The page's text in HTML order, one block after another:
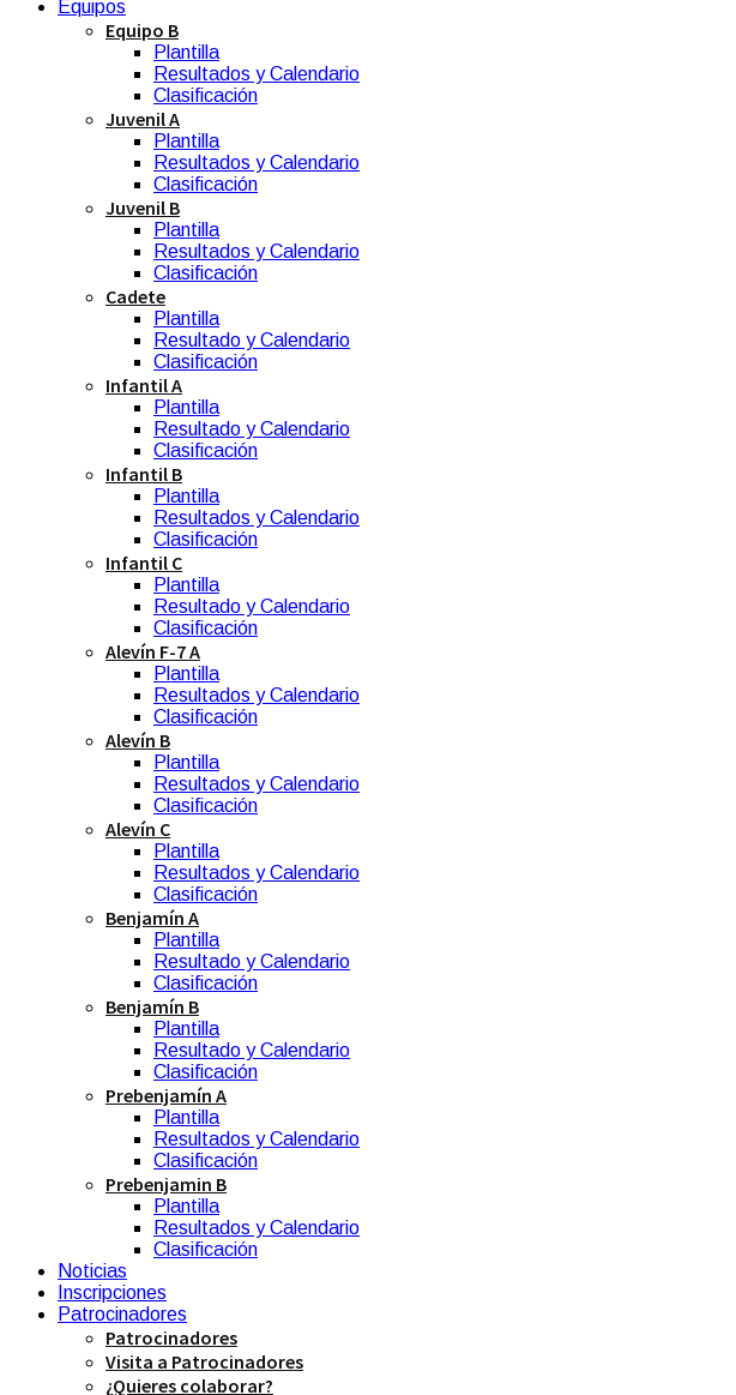
Equipos
Equipo B
Plantilla
Resultados y Calendario
Clasificación
Juvenil A
Plantilla
Resultados y Calendario
Clasificación
Juvenil B
Plantilla
Resultados y Calendario
Clasificación
Cadete
Plantilla
Resultado y Calendario
Clasificación
Infantil A
Plantilla
Resultado y Calendario
Clasificación
Infantil B
Plantilla
Resultados y Calendario
Clasificación
Infantil C
Plantilla
Resultado y Calendario
Clasificación
Alevín F-7 A
Plantilla
Resultados y Calendario
Clasificación
Alevín B
Plantilla
Resultados y Calendario
Clasificación
Alevín C
Plantilla
Resultados y Calendario
Clasificación
Benjamín A
Plantilla
Resultado y Calendario
Clasificación
Benjamín B
Plantilla
Resultado y Calendario
Clasificación
Prebenjamín A
Plantilla
Resultados y Calendario
Clasificación
Prebenjamin B
Plantilla
Resultados y Calendario
Clasificación
Noticias
Inscripciones
Patrocinadores
Patrocinadores
Visita a Patrocinadores
¿Quieres colaborar?